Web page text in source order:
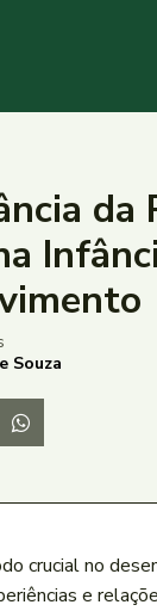
da
Souza
crucial no
e